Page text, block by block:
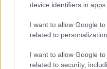
device identifiers in apps.
I want to allow Google
related to personalization.
I want to allow Google
related to security,
Στην Ουκρανία ο
Άμυνας για